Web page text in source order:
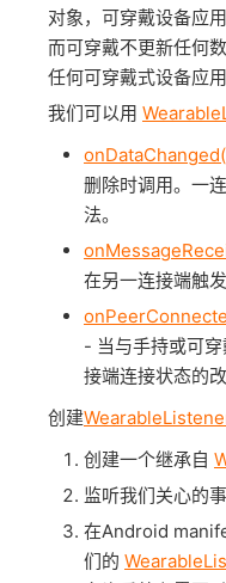
对象，可穿戴设备应
而可穿戴不更新任何
任何可穿戴式设备应
我们可以用
删除时调用。一
法。
在另一连接端触
- 当与手持或可
接端连接状态的
创建
创建一个继承自
监听我们关心的
在Android
们的